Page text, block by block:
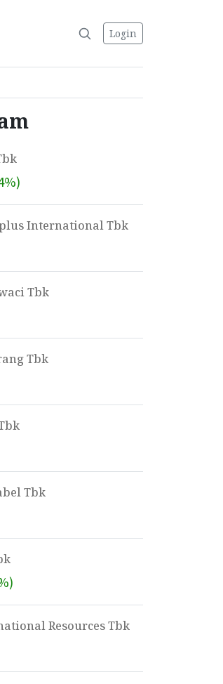
Login
%)
International Tbk
Tbk
Tbk
Tbk
Resources Tbk